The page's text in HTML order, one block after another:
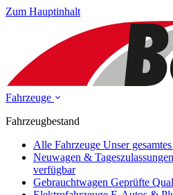
Zum Hauptinhalt
Fahrzeuge
Fahrzeugbestand
Alle Fahrzeuge Unser
Neuwagen & Tageszulassungen
verfügbar
Gebrauchtwagen Geprüfte